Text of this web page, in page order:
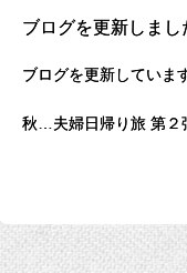
ブログを更新しまし
ブログを更新していま
秋…夫婦日帰り旅 第２